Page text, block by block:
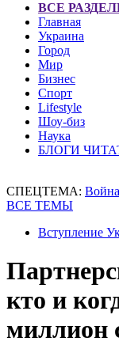
ВСЕ
Главная
Украина
Город
Мир
Бизнес
Спорт
Lifestyle
Шоу-биз
Наука
БЛОГИ
СПЕЦТЕМА:
ВСЕ ТЕМЫ
Вступление
кто и
миллион